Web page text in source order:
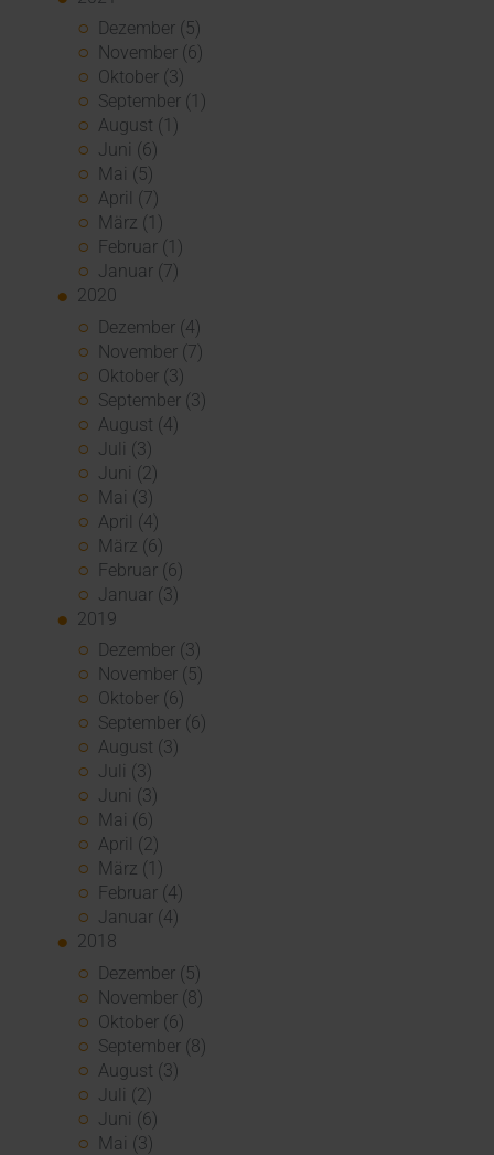
Dezember (5)
November (6)
Oktober (3)
September (1)
August (1)
Juni (6)
Mai (5)
April (7)
März (1)
Februar (1)
Januar (7)
2020
Dezember (4)
November (7)
Oktober (3)
September (3)
August (4)
Juli (3)
Juni (2)
Mai (3)
April (4)
März (6)
Februar (6)
Januar (3)
2019
Dezember (3)
November (5)
Oktober (6)
September (6)
August (3)
Juli (3)
Juni (3)
Mai (6)
April (2)
März (1)
Februar (4)
Januar (4)
2018
Dezember (5)
November (8)
Oktober (6)
September (8)
August (3)
Juli (2)
Juni (6)
Mai (3)